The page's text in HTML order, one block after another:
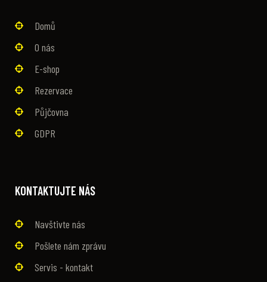
Domů
O nás
E-shop
Rezervace
Půjčovna
GDPR
KONTAKTUJTE NÁS
Navštivte nás
Pošlete nám zprávu
Servis - kontakt